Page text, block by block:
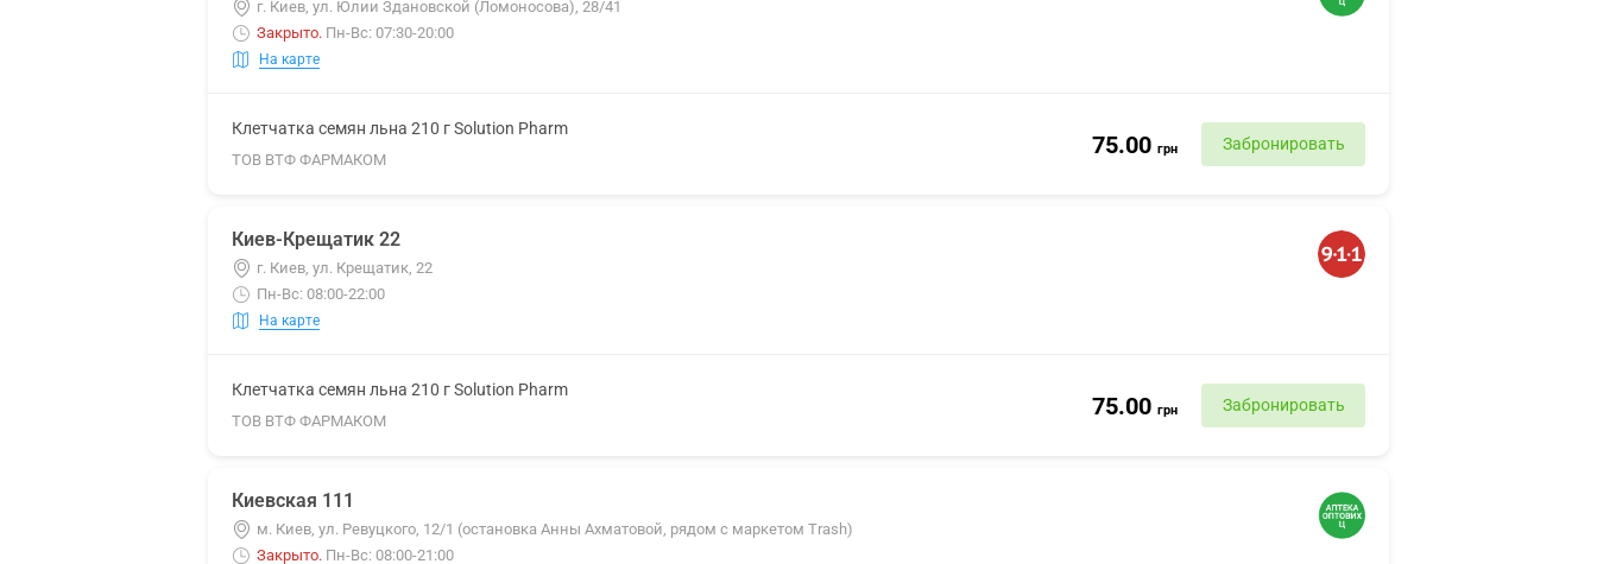
г. Киев, ул. Юлии Здановской (Ломоносова), 28/41
Закрыто. Пн-Вс: 07:30-20:00
На карте
Клетчатка семян льна 210 г Solution Pharm
ТОВ ВТФ ФАРМАКОМ
75.00 грн Забронировать
Киев-Крещатик 22
г. Киев, ул. Крещатик, 22
Пн-Вс: 08:00-22:00
На карте
Клетчатка семян льна 210 г Solution Pharm
ТОВ ВТФ ФАРМАКОМ
75.00 грн Забронировать
Киевская 111
м. Киев, ул. Ревуцкого, 12/1 (остановка Анны Ахматовой, рядом с маркетом Trash)
Закрыто. Пн-Вс: 08:00-21:00